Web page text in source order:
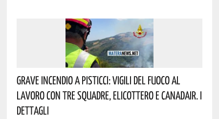
Grave Incendio A Pisticci: Vigili Del Fuoco Al
Lavoro Con Tre Squadre, Elicottero E Canadair. I
Dettagli